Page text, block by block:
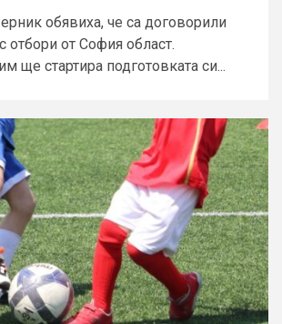
обявиха, че са договорили
отбори от София област.
ще стартира подготовката си...